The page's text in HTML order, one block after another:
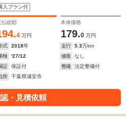
ブレード マットチタングレー
保証1年
入プラン付
払総額
4 万円
本体価格
179.0 万円
式
2018年 走行 5.3万km
検
'27/12 修復
なし
証
保証付 整備
法定整備付
所
千葉県浦安市
・見積依頼